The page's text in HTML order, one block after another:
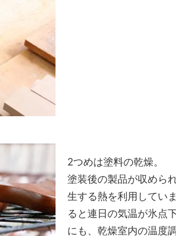
2つめは塗料の乾燥。
塗装後の製品が収めら
生する熱を利用してい
ると連日の気温が氷点
にも、乾燥室内の温度